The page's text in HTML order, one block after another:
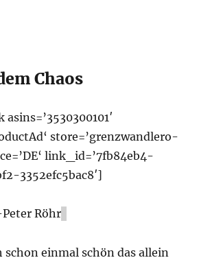
Chaos
store=’grenzwandlero-
link_id=’7fb84eb4-
3352efc5bac8′]
Röhr
schon einmal schön das allein